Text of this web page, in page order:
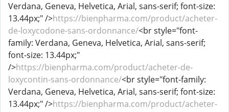
Verdana, Geneva, Helvetica, Arial, sans-serif; font-size:
13.44px;" />https://bienpharma.com/product/acheter-
de-loxycodone-sans-ordonnance/<br style="font-
family: Verdana, Geneva, Helvetica, Arial, sans-serif;
font-size: 13.44px;"
/>https://bienpharma.com/product/acheter-de-
loxycontin-sans-ordonnance/<br style="font-family:
Verdana, Geneva, Helvetica, Arial, sans-serif; font-size:
13.44px;" />https://bienpharma.com/product/acheter-